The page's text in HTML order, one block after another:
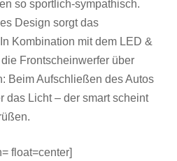
so sportlich-sympathisch.
Design sorgt das
Kombination mit dem LED &
Frontscheinwerfer über
Beim Aufschließen des Autos
das Licht – der smart scheint
float=center]